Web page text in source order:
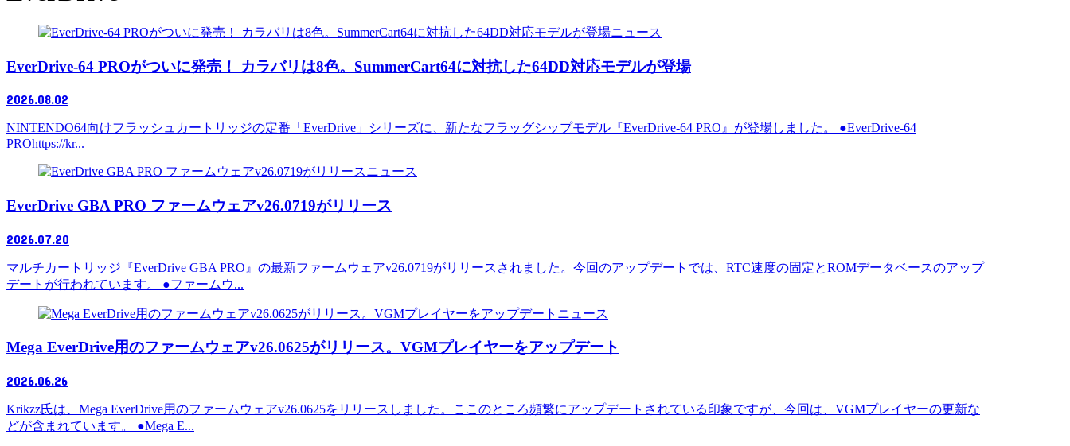
ニュース
EverDrive-64 PROがついに発売！ カラバリは8色。SummerCart64に対抗した64DD対応モデルが登場
2026.08.02
NINTENDO64向けフラッシュカートリッジの定番「EverDrive」シリーズに、新たなフラッグシップモデル『EverDrive-64 PRO』が登場しました。 ●EverDrive-64
PROhttps://kr...
ニュース
EverDrive GBA PRO ファームウェアv26.0719がリリース
2026.07.20
マルチカートリッジ『EverDrive GBA PRO』の最新ファームウェアv26.0719がリリースされました。今回のアップデートでは、RTC速度の固定とROMデータベースのアップ
デートが行われています。 ●ファームウ...
ニュース
Mega EverDrive用のファームウェアv26.0625がリリース。VGMプレイヤーをアップデート
2026.06.26
Krikzz氏は、Mega EverDrive用のファームウェアv26.0625をリリースしました。ここのところ頻繁にアップデートされている印象ですが、今回は、VGMプレイヤーの更新な
どが含まれています。 ●Mega E...